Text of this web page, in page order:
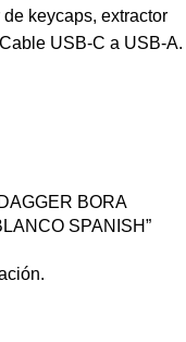
keycaps, extractor
USB-C a USB-A.
BORA
SPANISH”